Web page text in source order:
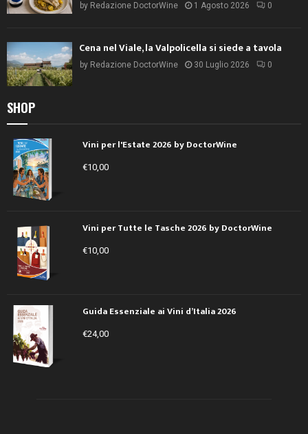
by Redazione DoctorWine 1 Agosto 2026 0
Cena nel Viale, la Valpolicella si siede a tavola
by Redazione DoctorWine 30 Luglio 2026 0
SHOP
Vini per l'Estate 2026 by DoctorWine
€10,00
Vini per Tutte le Tasche 2026 by DoctorWine
€10,00
Guida Essenziale ai Vini d’Italia 2026
€24,00